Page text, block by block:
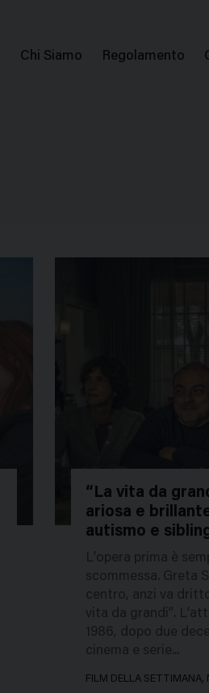
Menu
Chi Siamo Regolamento
663785
“La vita da
ariosa e
autismo e
L’opera prima è
scommessa. Greta
centro, anzi va
vita da grandi”.
1986, dopo due
cinema e serie...
FILM DELLA SETTIMANA,